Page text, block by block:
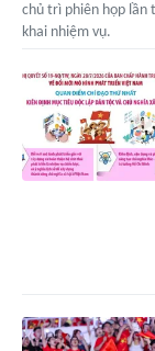
chủ trì phiên họp lần
khai nhiệm vụ.